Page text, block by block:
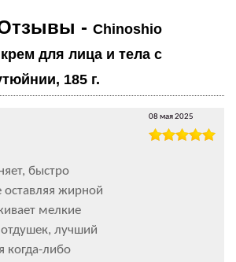
- Chinoshio
для лица и тела с
185 г.
быстро
оставляя жирной
мелкие
лучший
когда-либо
08 мая 2025